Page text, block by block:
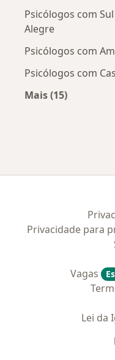
Psicólogos com
Alegre
Psicólogos com
Psicólogos com
Mais (15)
Privacidade para
Vagas
Lei da